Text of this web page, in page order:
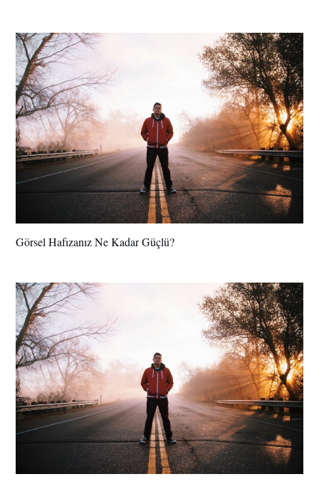
Görsel Hafızanız Ne Kadar Güçlü?